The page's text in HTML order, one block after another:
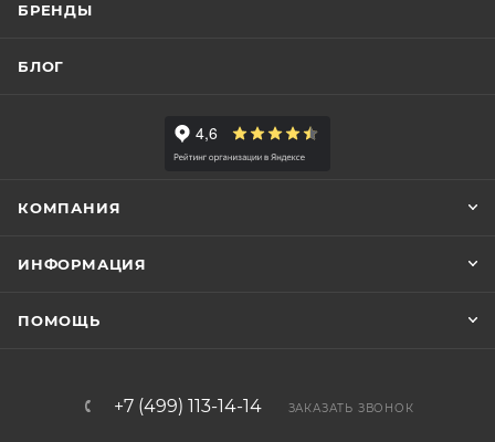
БРЕНДЫ
БЛОГ
КОМПАНИЯ
ИНФОРМАЦИЯ
ПОМОЩЬ
+7 (499) 113-14-14 ЗАКАЗАТЬ ЗВОНОК